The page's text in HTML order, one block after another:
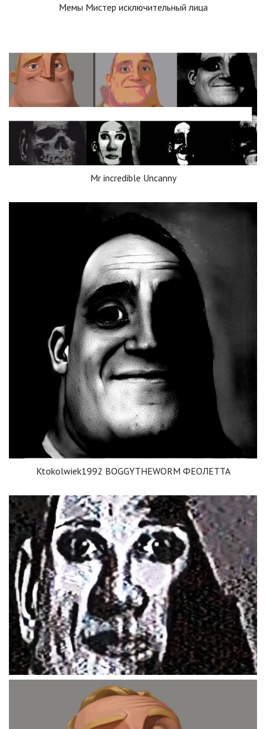
Мемы Мистер исключительный лица
Mr incredible Uncanny
Ktokolwiek1992 BOGGYTHEWORM ФЕОЛЕТТА